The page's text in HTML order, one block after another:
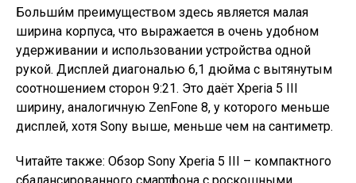
Больши́м преимуществом здесь является малая
ширина корпуса, что выражается в очень удобном
удерживании и использовании устройства одной
рукой. Дисплей диагональю 6,1 дюйма с вытянутым
соотношением сторон 9:21. Это даёт Xperia 5 III
ширину, аналогичную ZenFone 8, у которого меньше
дисплей, хотя Sony выше, меньше чем на сантиметр.
Читайте также: Обзор Sony Xperia 5 III – компактного